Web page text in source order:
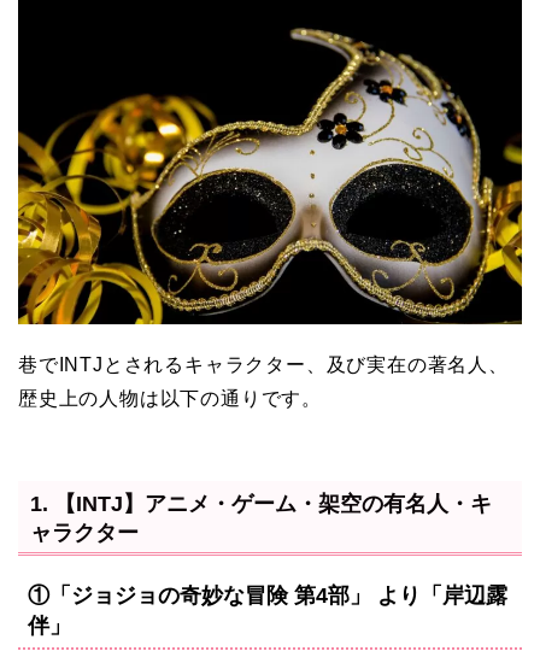
巷でINTJとされるキャラクター、及び実在の著名人、
歴史上の人物は以下の通りです。
1. 【INTJ】アニメ・ゲーム・架空の有名人・キ
ャラクター
①「ジョジョの奇妙な冒険 第4部」 より「岸辺露
伴」